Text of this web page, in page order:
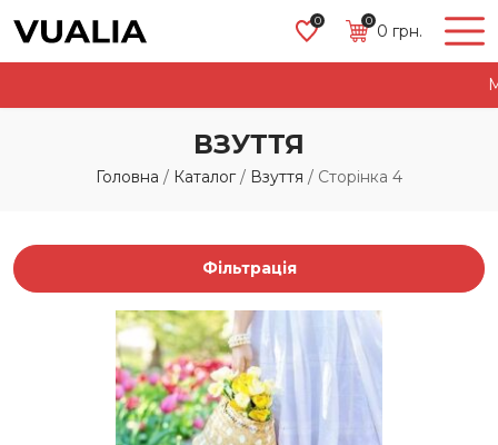
0 0
0 грн.
ВЗУТТЯ
Головна / Каталог / Взуття / Сторінка 4
Фільтрація